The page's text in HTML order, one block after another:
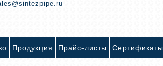
Продукция Прайс-листы Сертификаты